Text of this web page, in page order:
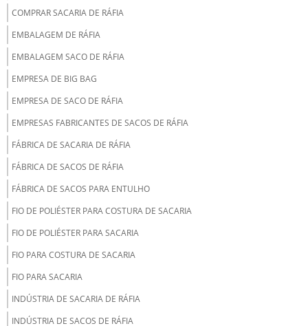
COMPRAR SACARIA DE RÁFIA
EMBALAGEM DE RÁFIA
EMBALAGEM SACO DE RÁFIA
EMPRESA DE BIG BAG
EMPRESA DE SACO DE RÁFIA
EMPRESAS FABRICANTES DE SACOS DE RÁFIA
FÁBRICA DE SACARIA DE RÁFIA
FÁBRICA DE SACOS DE RÁFIA
FÁBRICA DE SACOS PARA ENTULHO
FIO DE POLIÉSTER PARA COSTURA DE SACARIA
FIO DE POLIÉSTER PARA SACARIA
FIO PARA COSTURA DE SACARIA
FIO PARA SACARIA
INDÚSTRIA DE SACARIA DE RÁFIA
INDÚSTRIA DE SACOS DE RÁFIA